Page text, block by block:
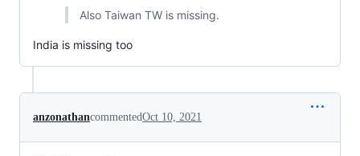
Also Taiwan TW is missing.
India is missing too
anzonathancommentedOct 10, 2021